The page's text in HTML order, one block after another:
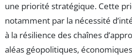
une priorité stratégique. Cette
notamment par la nécessité
à la résilience des chaînes
aléas géopolitiques,